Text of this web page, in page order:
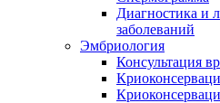
Диагностика и
заболеваний
Эмбриология
Консультация